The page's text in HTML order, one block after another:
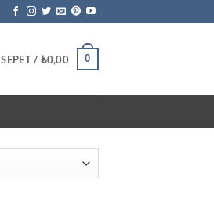
SEPET / ₺0,00 0